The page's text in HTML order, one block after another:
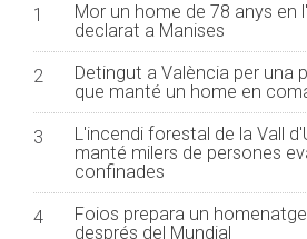
1
Mor un home de 78 anys en
declarat a Manises
2
Detingut a València per una
que manté un home en
3
L'incendi forestal de la Vall
manté milers de persones
confinades
4
Foios prepara un
després del Mundial